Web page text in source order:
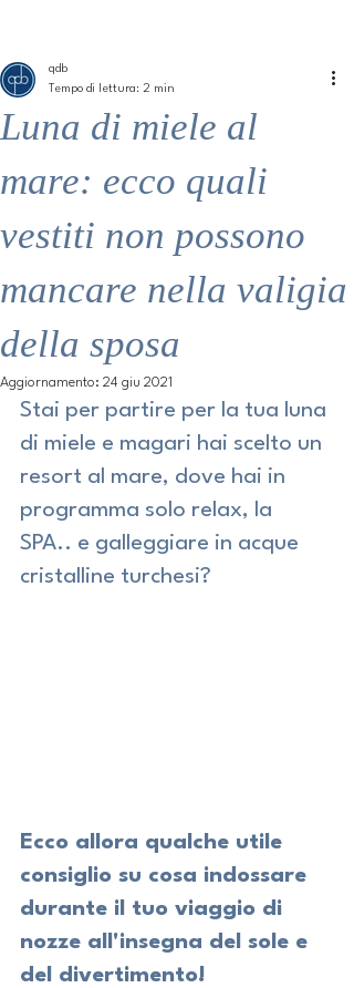
Luna di miele al
mare: ecco quali
vestiti non possono
mancare nella valigia
della sposa
qdb
Tempo di lettura: 2 min
Aggiornamento: 24 giu 2021
Stai per partire per la tua luna
di miele e magari hai scelto un
resort al mare, dove hai in
programma solo relax, la
SPA.. e galleggiare in acque
cristalline turchesi?
Ecco allora qualche utile
consiglio su cosa indossare
durante il tuo viaggio di
nozze all'insegna del sole e
del divertimento!